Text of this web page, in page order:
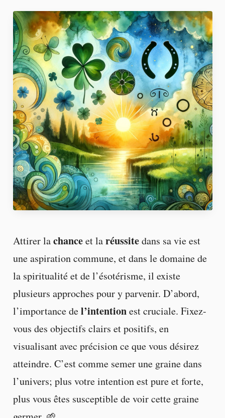
Attirer lachanceet laréussitedans sa vie est
une aspiration commune, et dans le domaine de
la spiritualité et de l’ésotérisme, il existe
plusieurs approches pour y parvenir. D’abord,
l’importance del’intentionest cruciale. Fixez-
vous des objectifs clairs et positifs, en
visualisant avec précision ce que vous désirez
atteindre. C’est comme semer une graine dans
l’univers; plus votre intention est pure et forte,
plus vous êtes susceptible de voir cette graine